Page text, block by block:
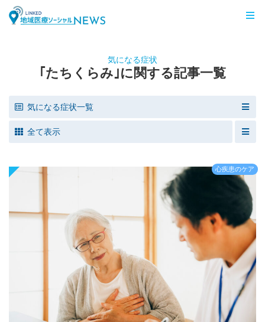
LINKED 地域医療ソーシャルNEWS
気になる症状
｢たちくらみ｣に関する記事一覧
気になる症状一覧
心疾患のケア
全て表示